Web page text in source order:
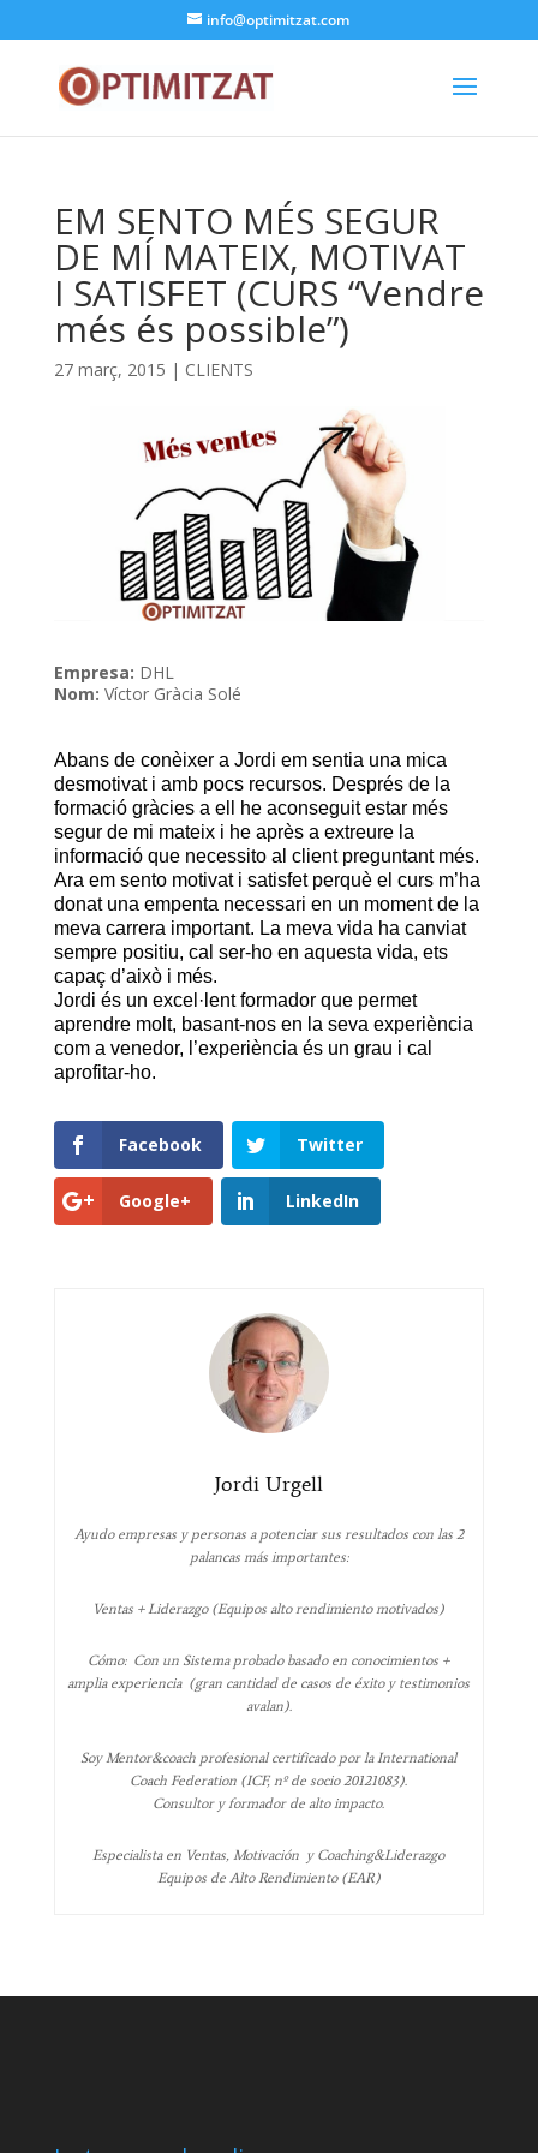
info@optimitzat.com
EM SENTO MÉS SEGUR
DE MÍ MATEIX, MOTIVAT
I SATISFET (CURS “Vendre
més és possible”)
27 març, 2015 | CLIENTS
Empresa: DHL
Nom: Víctor Gràcia Solé
Abans de conèixer a Jordi em sentia una mica
desmotivat i amb pocs recursos. Després de la
formació gràcies a ell he aconseguit estar més
segur de mi mateix i he après a extreure la
informació que necessito al client preguntant més.
Ara em sento motivat i satisfet perquè el curs m’ha
donat una empenta necessari en un moment de la
meva carrera important. La meva vida ha canviat
sempre positiu, cal ser-ho en aquesta vida, ets
capaç d’això i més.
Jordi és un excel·lent formador que permet
aprendre molt, basant-nos en la seva experiència
com a venedor, l’experiència és un grau i cal
aprofitar-ho.
Facebook Twitter
Google+ LinkedIn
Jordi Urgell
Ayudo empresas y personas a potenciar sus resultados con las 2
palancas más importantes:
Ventas + Liderazgo (Equipos alto rendimiento motivados)
Cómo: Con un Sistema probado basado en conocimientos +
amplia experiencia (gran cantidad de casos de éxito y testimonios
avalan).
Soy Mentor&coach profesional certificado por la International
Coach Federation (ICF, nº de socio 20121083).
Consultor y formador de alto impacto.
Especialista en Ventas, Motivación y Coaching&Liderazgo
Equipos de Alto Rendimiento (EAR)